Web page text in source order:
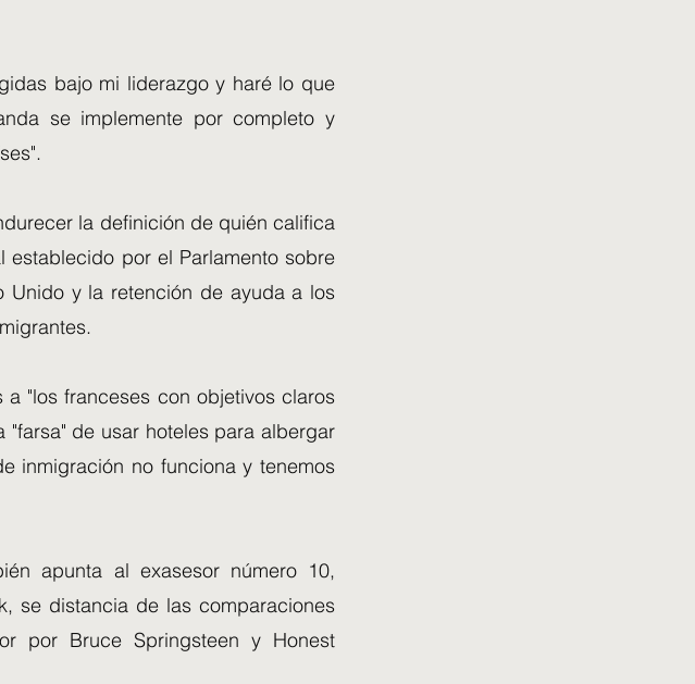
bajo mi liderazgo y haré lo que
se implemente por completo y
la definición de quién califica
por el Parlamento sobre
Unido y la retención de ayuda a los
"los franceses con objetivos claros
de usar hoteles para albergar
inmigración no funciona y tenemos
apunta al exasesor número 10,
se distancia de las comparaciones
por Bruce Springsteen y Honest